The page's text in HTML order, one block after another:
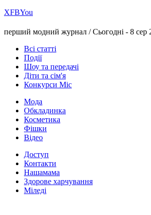
ХFBYou
перший модний журнал /Сьогодні - 8 сер
Всі статті
Події
Шоу та передачі
Діти та сім'я
Конкурси Міс
Мода
Обкладинка
Косметика
Фішки
Відео
Доступ
Контакти
Нашамама
Здорове харчування
Міледі